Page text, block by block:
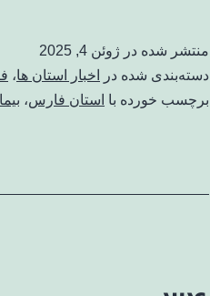
منتشر شده در ژوئن 4, 2025
دسته‌بندی شده در
اخبار استان ها،
برچسب خورده با استان فارس،